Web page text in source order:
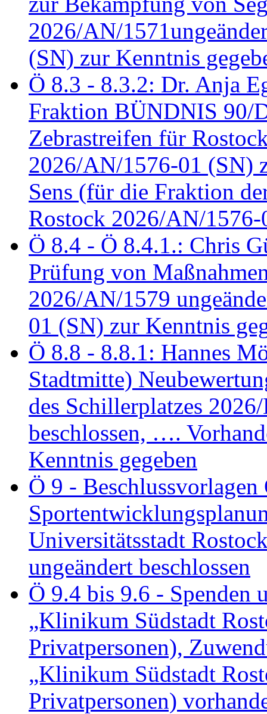
2026/AN/
(SN) zur Kenntnis
Ö 8.3 - 8.3.2: Dr. Anja
Fraktion BÜNDNIS 90/
Zebrastreifen für
2026/AN/1576-01 (SN)
Sens (für die Fraktion
Rostock 2026/AN/1576-
Ö 8.4 - Ö 8.4.1.: Chris
Prüfung von
2026/AN/1579
01 (SN) zur Kenntnis
Ö 8.8 - 8.8.1: Hannes
Stadtmitte)
des Schillerplatzes
beschlossen, ….
Kenntnis gegeben
Ö 9 - Beschlussvorlagen
Universitätsstadt
ungeändert beschlossen
Ö 9.4 bis 9.6 -
„Klinikum Südstadt
Privatpersonen),
„Klinikum Südstadt
Privatpersonen)